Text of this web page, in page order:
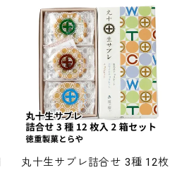
丸十生サブレ詰合せ 3種 12枚